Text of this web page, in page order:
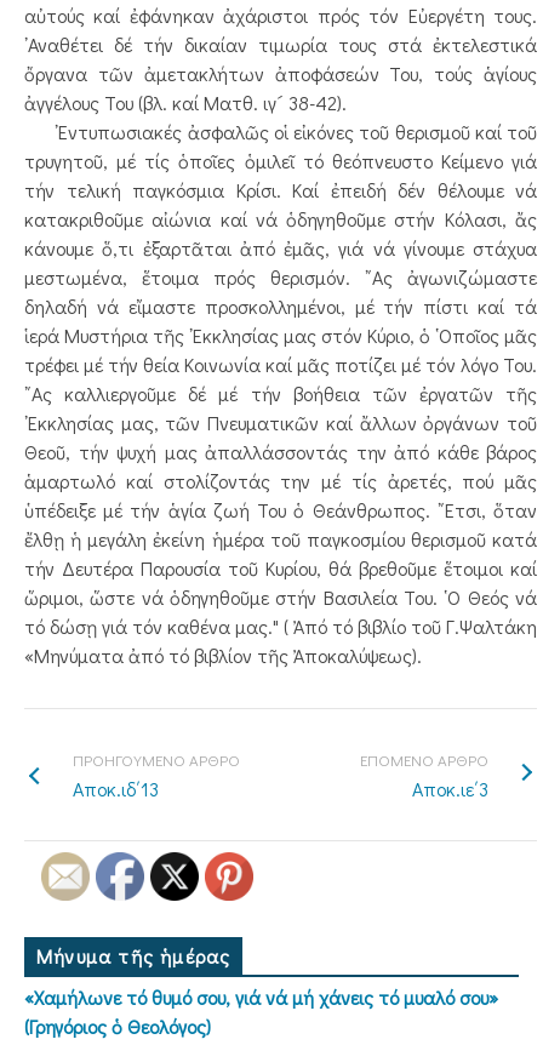
αὐτούς καί ἐφάνηκαν ἀχάριστοι πρός τόν Εὐεργέτη τους.
᾿Αναθέτει δέ τήν δικαίαν τιμωρία τους στά ἐκτελεστικά
ὄργανα τῶν ἀμετακλήτων ἀποφάσεών Του, τούς ἁγίους
ἀγγέλους Του (βλ. καί Ματθ. ιγ´ 38-42).
᾿Εντυπωσιακές ἀσφαλῶς οἱ εἰκόνες τοῦ θερισμοῦ καί τοῦ
τρυγητοῦ, μέ τίς ὁποῖες ὁμιλεῖ τό θεόπνευστο Κείμενο γιά
τήν τελική παγκόσμια Κρίσι. Καί ἐπειδή δέν θέλουμε νά
κατακριθοῦμε αἰώνια καί νά ὁδηγηθοῦμε στήν Κόλασι, ἄς
κάνουμε ὅ,τι ἐξαρτᾶται ἀπό ἐμᾶς, γιά νά γίνουμε στάχυα
μεστωμένα, ἕτοιμα πρός θερισμόν. ῎Ας ἀγωνιζώμαστε
δηλαδή νά εἴμαστε προσκολλημένοι, μέ τήν πίστι καί τά
ἱερά Μυστήρια τῆς ᾿Εκκλησίας μας στόν Κύριο, ὁ ῾Οποῖος μᾶς
τρέφει μέ τήν θεία Κοινωνία καί μᾶς ποτίζει μέ τόν λόγο Του.
῎Ας καλλιεργοῦμε δέ μέ τήν βοήθεια τῶν ἐργατῶν τῆς
᾿Εκκλησίας μας, τῶν Πνευματικῶν καί ἄλλων ὀργάνων τοῦ
Θεοῦ, τήν ψυχή μας ἀπαλλάσσοντάς την ἀπό κάθε βάρος
ἁμαρτωλό καί στολίζοντάς την μέ τίς ἀρετές, πού μᾶς
ὑπέδειξε μέ τήν ἁγία ζωή Του ὁ Θεάνθρωπος. ῎Ετσι, ὅταν
ἔλθῃ ἡ μεγάλη ἐκείνη ἡμέρα τοῦ παγκοσμίου θερισμοῦ κατά
τήν Δευτέρα Παρουσία τοῦ Κυρίου, θά βρεθοῦμε ἕτοιμοι καί
ὥριμοι, ὥστε νά ὁδηγηθοῦμε στήν Βασιλεία Του. ῾Ο Θεός νά
τό δώσῃ γιά τόν καθένα μας." ( Ἀπό τό βιβλίο τοῦ Γ.Ψαλτάκη
«Μηνύματα ἀπό τό βιβλίον τῆς Ἀποκαλύψεως).
ΠΡΟΗΓΟΥΜΕΝΟ ΑΡΘΡΟ
Αποκ.ιδ΄13
ΕΠΟΜΕΝΟ ΑΡΘΡΟ
Αποκ.ιε΄3
Μήνυμα τῆς ἡμέρας
«Χαμήλωνε τό θυμό σου, γιά νά μή χάνεις τό μυαλό σου»
(Γρηγόριος ὁ Θεολόγος)